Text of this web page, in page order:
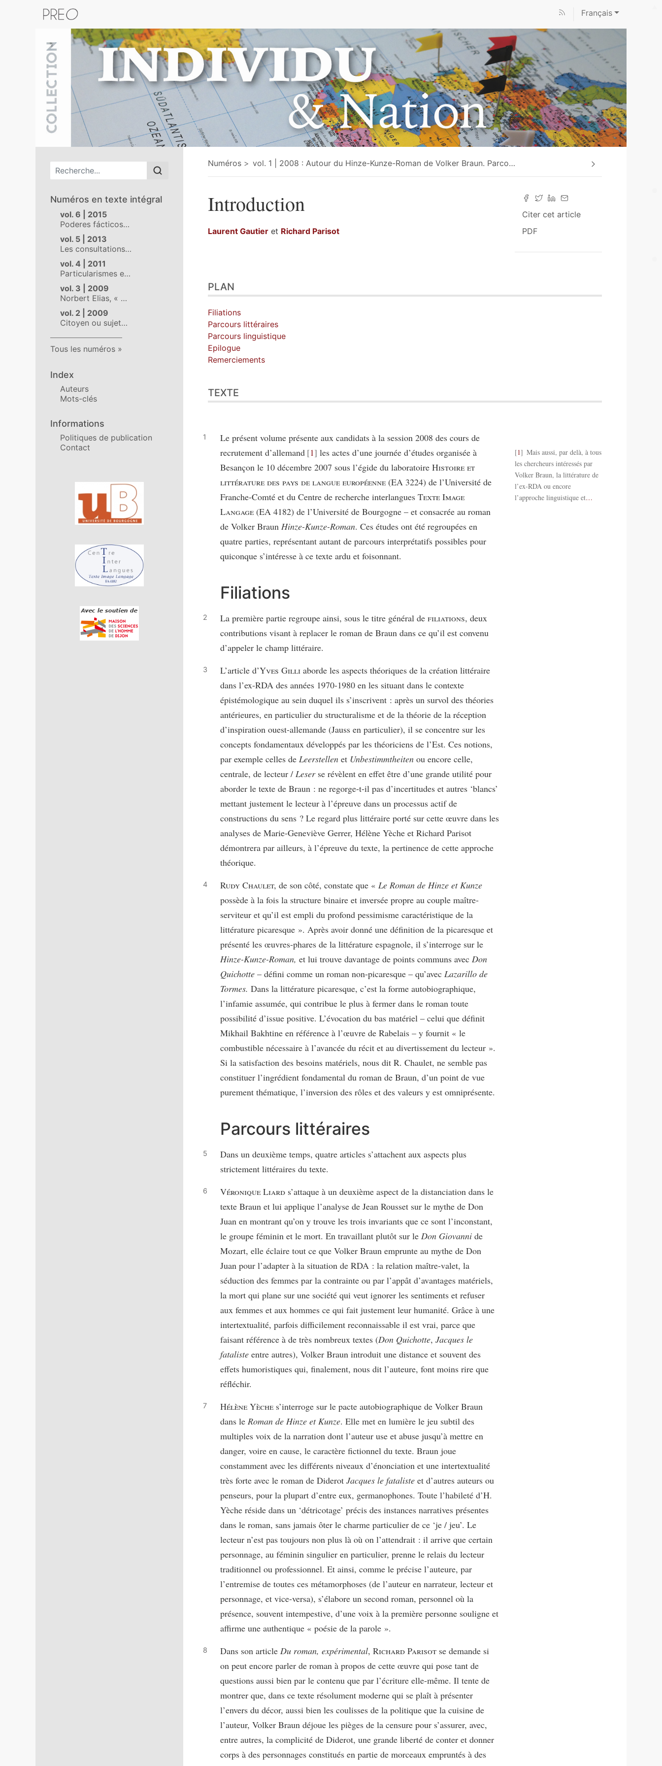
Français
Menu principal
Numéros en texte intégral
vol. 6 | 2015
Poderes fácticos…
vol. 5 | 2013
Les consultations…
vol. 4 | 2011
Particularismes e…
vol. 3 | 2009
Norbert Elias, « …
vol. 2 | 2009
Citoyen ou sujet…
Tous les numéros
Index
Auteurs
Mots-clés
Informations
Politiques de publication
Contact
Affiliations/partenaires
Numéros vol. 1 | 2008 : Autour du Hinze-Kunze-Roman de Volker Braun. Parco…
Citer cet article
PDF
Introduction
Laurent Gautier et Richard Parisot
Texte
Notes
Citer cet article
Auteurs
PLAN
Filiations
Parcours littéraires
Parcours linguistique
Epilogue
Remerciements
TEXTE
Le présent volume présente aux candidats à la session 2008 des cours de
recrutement d’allemand 1 les actes d’une journée d’études organisée à
Besançon le 10 décembre 2007 sous l’égide du laboratoire Histoire et
littérature des pays de langue européenne (EA 3224) de l’Université de
Franche-Comté et du Centre de recherche interlangues Texte Image
Langage (EA 4182) de l’Université de Bourgogne – et consacrée au roman
de Volker Braun Hinze-Kunze-Roman. Ces études ont été regroupées en
quatre parties, représentant autant de parcours interprétatifs possibles pour
quiconque s’intéresse à ce texte ardu et foisonnant.
Filiations
La première partie regroupe ainsi, sous le titre général de filiations, deux
contributions visant à replacer le roman de Braun dans ce qu’il est convenu
d’appeler le champ littéraire.
L’article d’Yves Gilli aborde les aspects théoriques de la création littéraire
dans l’ex-RDA des années 1970-1980 en les situant dans le contexte
épistémologique au sein duquel ils s’inscrivent : après un survol des théories
antérieures, en particulier du structuralisme et de la théorie de la réception
d’inspiration ouest-allemande (Jauss en particulier), il se concentre sur les
concepts fondamentaux développés par les théoriciens de l’Est. Ces notions,
par exemple celles de Leerstellen et Unbestimmtheiten ou encore celle,
centrale, de lecteur / Leserse révèlent en effet être d’une grande utilité pour
aborder le texte de Braun : ne regorge-t-il pas d’incertitudes et autres ‘blancs’
mettant justement le lecteur à l’épreuve dans un processus actif de
constructions du sens ? Le regard plus littéraire porté sur cette œuvre dans les
analyses de Marie-Geneviève Gerrer, Hélène Yèche et Richard Parisot
démontrera par ailleurs, à l’épreuve du texte, la pertinence de cette approche
théorique.
Rudy Chaulet, de son côté, constate que « Le Roman de Hinze et Kunze
possède à la fois la structure binaire et inversée propre au couple maître-
serviteur et qu’il est empli du profond pessimisme caractéristique de la
littérature picaresque ». Après avoir donné une définition de la picaresque et
présenté les œuvres-phares de la littérature espagnole, il s’interroge sur le
Hinze-Kunze-Roman, et lui trouve davantage de points communs avec Don
Quichotte – défini comme un roman non-picaresque – qu’avec Lazarillo de
Tormes. Dans la littérature picaresque, c’est la forme autobiographique,
l’infamie assumée, qui contribue le plus à fermer dans le roman toute
possibilité d’issue positive. L’évocation du bas matériel – celui que définit
Mikhail Bakhtine en référence à l’œuvre de Rabelais – y fournit « le
combustible nécessaire à l’avancée du récit et au divertissement du lecteur ».
Si la satisfaction des besoins matériels, nous dit R. Chaulet, ne semble pas
constituer l’ingrédient fondamental du roman de Braun, d’un point de vue
purement thématique, l’inversion des rôles et des valeurs y est omniprésente.
Parcours littéraires
Dans un deuxième temps, quatre articles s’attachent aux aspects plus
strictement littéraires du texte.
Véronique Liard s’attaque à un deuxième aspect de la distanciation dans le
texte Braun et lui applique l’analyse de Jean Rousset sur le mythe de Don
Juan en montrant qu’on y trouve les trois invariants que ce sont l’inconstant,
le groupe féminin et le mort. En travaillant plutôt sur le Don Giovanni de
Mozart, elle éclaire tout ce que Volker Braun emprunte au mythe de Don
Juan pour l’adapter à la situation de RDA : la relation maître-valet, la
séduction des femmes par la contrainte ou par l’appât d’avantages matériels,
la mort qui plane sur une société qui veut ignorer les sentiments et refuser
aux femmes et aux hommes ce qui fait justement leur humanité. Grâce à une
intertextualité, parfois difficilement reconnaissable il est vrai, parce que
faisant référence à de très nombreux textes (Don Quichotte, Jacques le
fataliste entre autres), Volker Braun introduit une distance et souvent des
effets humoristiques qui, finalement, nous dit l’auteure, font moins rire que
réfléchir.
Hélène Yèche s’interroge sur le pacte autobiographique de Volker Braun
dans le Roman de Hinze et Kunze. Elle met en lumière le jeu subtil des
multiples voix de la narration dont l’auteur use et abuse jusqu’à mettre en
danger, voire en cause, le caractère fictionnel du texte. Braun joue
constamment avec les différents niveaux d’énonciation et une intertextualité
très forte avec le roman de Diderot Jacques le fataliste et d’autres auteurs ou
penseurs, pour la plupart d’entre eux, germanophones. Toute l’habileté d’H.
Yèche réside dans un ‘détricotage’ précis des instances narratives présentes
dans le roman, sans jamais ôter le charme particulier de ce ‘je / jeu’. Le
lecteur n’est pas toujours non plus là où on l’attendrait : il arrive que certain
personnage, au féminin singulier en particulier, prenne le relais du lecteur
traditionnel ou professionnel. Et ainsi, comme le précise l’auteure, par
l’entremise de toutes ces métamorphoses (de l’auteur en narrateur, lecteur et
personnage, et vice-versa), s’élabore un second roman, personnel où la
présence, souvent intempestive, d’une voix à la première personne souligne et
affirme une authentique « poésie de la parole ».
Dans son article Du roman, expérimental, Richard Parisot se demande si
on peut encore parler de roman à propos de cette œuvre qui pose tant de
questions aussi bien par le contenu que par l’écriture elle-même. Il tente de
montrer que, dans ce texte résolument moderne qui se plaît à présenter
l’envers du décor, aussi bien les coulisses de la politique que la cuisine de
l’auteur, Volker Braun déjoue les pièges de la censure pour s’assurer, avec,
entre autres, la complicité de Diderot, une grande liberté de conter et donner
corps à des personnages constitués en partie de morceaux empruntés à des
1
Mais aussi, par delà, à tous
les chercheurs intéressés par
Volker Braun, la littérature de
l’ex-RDA ou encore
l’approche linguistique et…